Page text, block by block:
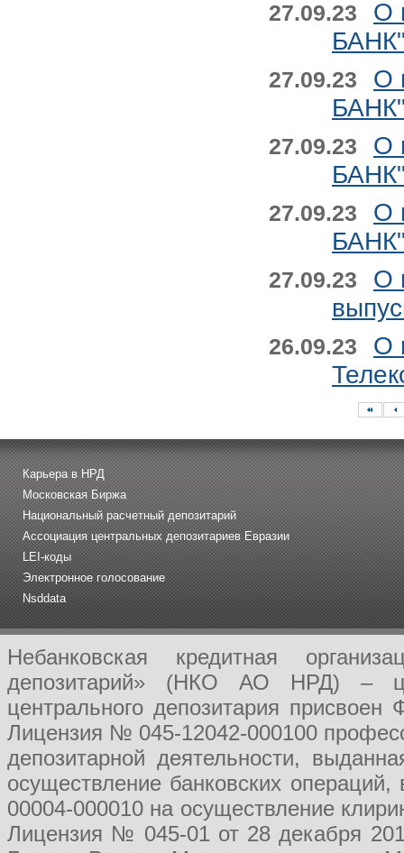
27.09.23
О
27.09.23
О
27.09.23
О
27.09.23
О
27.09.23
О
26.09.23
О
Карьера в НРД
Московская Биржа
Национальный расчетный депозитарий
Ассоциация центральных депозитариев Евразии
LEI-коды
Электронное голосование
Nsddata
Небанковская кредитная
депозитарий» (НКО АО НРД) –
центрального депозитария
Лицензия № 045-12042-000100
депозитарной деятельности,
осуществление банковских
00004-000010 на осуществление
Лицензия № 045-01 от 28 декабря